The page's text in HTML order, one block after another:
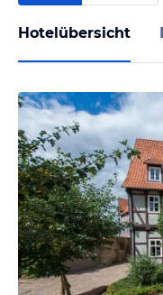
Hotelübersicht